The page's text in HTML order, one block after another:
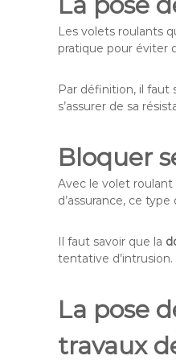
Les volets roulants
pratique pour éviter
Par définition, il
s’assurer de sa
Bloquer
Avec le volet roulant
d’assurance, ce
Il faut savoir que la
tentative d’intrusion.
La pose
travaux